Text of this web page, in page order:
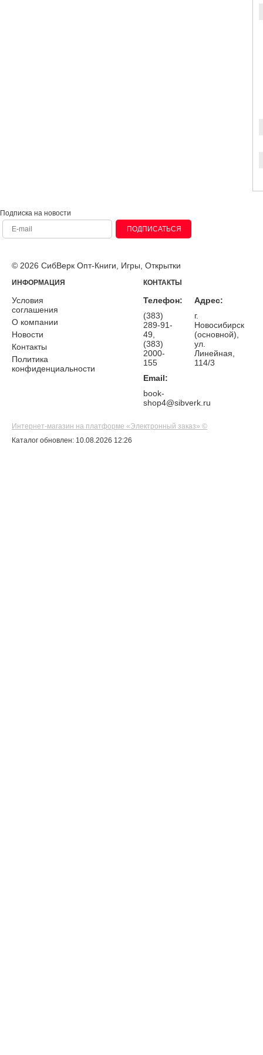
Подписка на новости
ПОДПИСАТЬСЯ
© 2026 СибВерк Опт-Книги, Игры, Открытки
ИНФОРМАЦИЯ
Условия
соглашения
О компании
Новости
Контакты
Политика
конфиденциальности
КОНТАКТЫ
Телефон:
(383)
289-91-
49,
(383)
2000-
155
Email:
book-
shop4@sibverk.ru
Адрес:
г.
Новосибирск
(основной),
ул.
Линейная,
114/3
Интернет-магазин на платформе «Электронный заказ» ©
Каталог обновлен: 10.08.2026 12:26